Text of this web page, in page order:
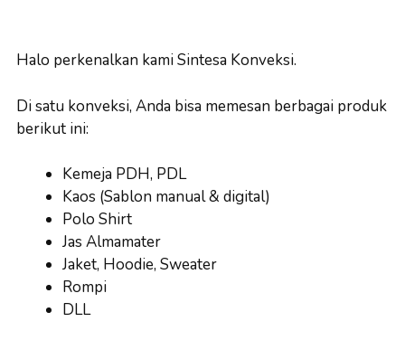
Halo perkenalkan kami Sintesa Konveksi.
Di satu konveksi, Anda bisa memesan berbagai produk
berikut ini:
Kemeja PDH, PDL
Kaos (Sablon manual & digital)
Polo Shirt
Jas Almamater
Jaket, Hoodie, Sweater
Rompi
DLL